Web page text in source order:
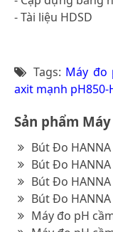
- Tài liệu HDSD
Tags: Máy đo
axit mạnh pH850-
Sản phẩm
Bút Đo
Bút Đo
Bút Đo
Bút Đo
Máy đo pH